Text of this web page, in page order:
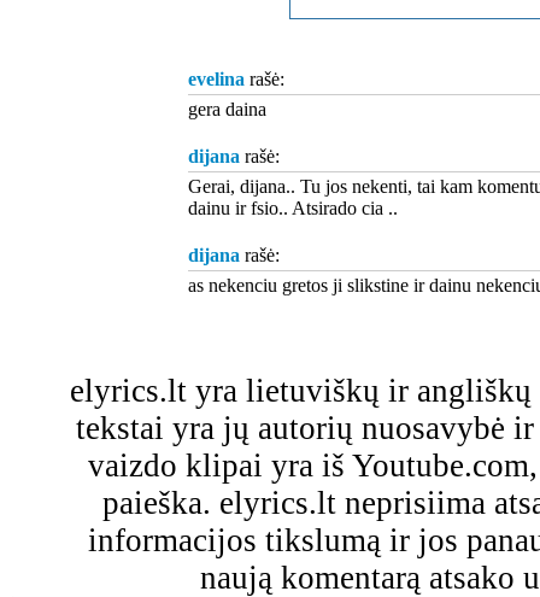
evelina rašė:
gera daina
dijana rašė:
Gerai, dijana.. Tu jos nekenti, tai kam
dainu ir fsio.. Atsirado cia ..
dijana rašė:
as nekenciu gretos ji slikstine ir dainu
elyrics.lt yra lietuviškų ir angliškų
tekstai yra jų autorių nuosavybė
vaizdo klipai yra iš
paieška. elyrics.lt neprisiima
informacijos tikslumą ir jos
naują komentarą atsako